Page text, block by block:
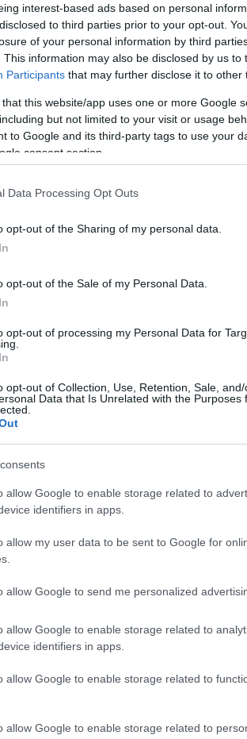
interest-based ads based on personal
to third parties prior to your opt-out.
of your personal information by third
This information may also be disclosed by us to
Participants that may further disclose it to other
that this website/app uses one or more Google
but not limited to your visit or usage
to Google and its third-party tags to use your
consent section.
Data Processing Opt Outs
opt-out of the Sharing of my personal data.
opt-out of the Sale of my Personal Data.
opt-out of processing my Personal Data for
opt-out of Collection, Use, Retention, Sale,
Data that Is Unrelated with the Purposes
allow Google to enable storage related to
identifiers in apps.
allow my user data to be sent to Google for
allow Google to send me personalized
allow Google to enable storage related to
identifiers in apps.
allow Google to enable storage related to
allow Google to enable storage related to
στις αγορές τους και να
αγοράζουν, προκειμένου να
οφέλη για
16.07.2026
το